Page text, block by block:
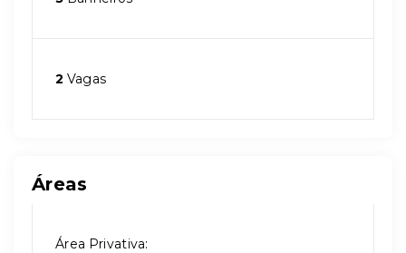
2 Vagas
Áreas
Área Privativa: